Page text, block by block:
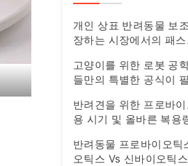
개인 상표 반려동물 보
장하는 시장에서의 패
고양이를 위한 로봇 공
들만의 특별한 공식이
반려견을 위한 프로바
용 시기 및 올바른 복용
반려동물 프로바이오틱
오틱스 Vs 신바이오틱